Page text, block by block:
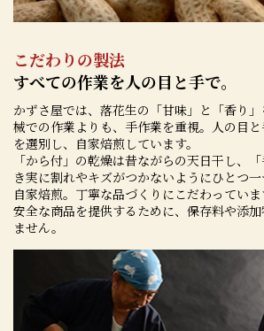
こだわりの製法
すべての作業を人の目と手で。
かずさ屋では、落花生の「甘味」と「香り
械での作業よりも、手作業を重視。人の目
を選別し、自家焙煎しています。
「から付」の乾燥は昔ながらの天日干し、
き実に割れやキズがつかないようにひとつ一
自家焙煎。丁寧な品づくりにこだわってい
安全な商品を提供するために、保存料や添
ません。